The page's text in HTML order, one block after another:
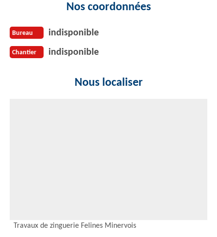
Nos coordonnées
Bureau indisponible
Chantier indisponible
Nous localiser
Travaux de zinguerie Felines Minervois